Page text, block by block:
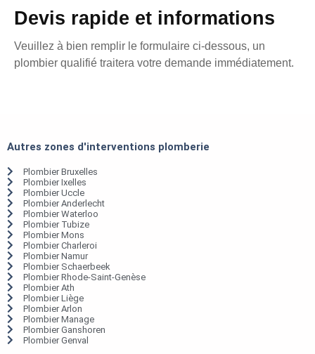
Devis rapide et informations
Veuillez à bien remplir le formulaire ci-dessous, un
plombier qualifié traitera votre demande immédiatement.
Autres zones d'interventions plomberie
Plombier Bruxelles
Plombier Ixelles
Plombier Uccle
Plombier Anderlecht
Plombier Waterloo
Plombier Tubize
Plombier Mons
Plombier Charleroi
Plombier Namur
Plombier Schaerbeek
Plombier Rhode-Saint-Genèse
Plombier Ath
Plombier Liège
Plombier Arlon
Plombier Manage
Plombier Ganshoren
Plombier Genval